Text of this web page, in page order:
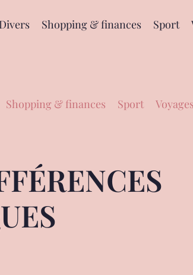
Divers Shopping & finances Sport
Shopping & finances Sport Voyages